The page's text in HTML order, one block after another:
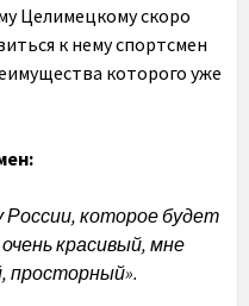
Целимецкому скоро
к нему спортсмен
которого уже
которое будет
красивый, мне
просторный».